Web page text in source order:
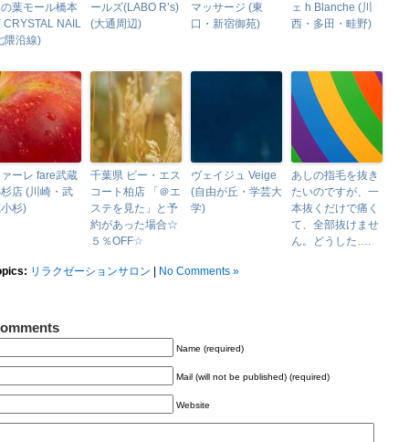
葉モール橋本
CRYSTAL NAIL
隈沿線)
ールズ(LABO R’s)
(大通周辺)
マッサージ (東
口・新宿御苑)
ェ h Blanche (川
西・多田・畦野)
ーレ fare武蔵
店 (川崎・武
杉)
千葉県 ビー・エス
コート柏店 「＠エ
ステを見た」と予
約があった場合☆
５％OFF☆
ヴェイジュ Veige
(自由が丘・学芸大
学)
あしの指毛を抜き
たいのですが、一
本抜くだけで痛く
て、全部抜けませ
ん。どうした….
リラクゼーションサロン No Comments »
Name (required)
Mail (will not be published) (required)
Website